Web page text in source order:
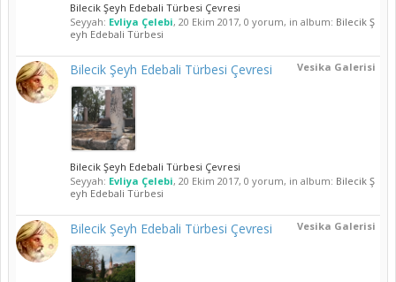
Bilecik Şeyh Edebali Türbesi Çevresi
Seyyah: Evliya Çelebi, 20 Ekim 2017, 0 yorum, in album: Bilecik Ş
eyh Edebali Türbesi
Vesika Galerisi
Bilecik Şeyh Edebali Türbesi Çevresi
Bilecik Şeyh Edebali Türbesi Çevresi
Seyyah: Evliya Çelebi, 20 Ekim 2017, 0 yorum, in album: Bilecik Ş
eyh Edebali Türbesi
Vesika Galerisi
Bilecik Şeyh Edebali Türbesi Çevresi